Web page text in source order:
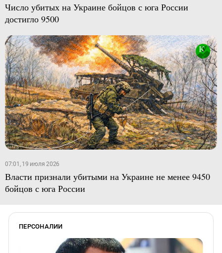
Число убитых на Украине бойцов с юга России
достигло 9500
07:01, 19 июля 2026
Власти признали убитыми на Украине не менее 9450
бойцов с юга России
ПЕРСОНАЛИИ